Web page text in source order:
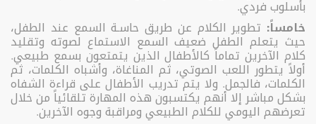
بأسلوب فردي.
خامساً: تطوير الكلام عن طريق حاسـة السمع عند الطفل،
حيث يتعلم الطفل ضعيف السمع الاستماع لصوته وتقليد
كلام الآخرين تماماً كالأطفال الذين يتمتعون بسمع طبيعي.
أولاً يتطور اللعب الصوتي، ثم المناغاة، وأشباه الكلمات، ثم
الكلمات، فالجمل. ولا يتم تدريب الأطفال على قراءة الشفاه
بشكل مباشر إلا أنهم يكتسبون هذه المهارة تلقائياً من خلال
تعرضهم اليومي للكلام الطبيعي ومراقبة وجوه الآخرين.